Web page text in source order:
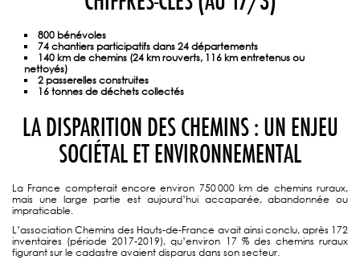
800 bénévoles
74 chantiers participatifs dans 24 départements
140 km de chemins (24 km rouverts, 116 km entretenus ou
nettoyés)
2 passerelles construites
16 tonnes de déchets collectés
LA DISPARITION DES CHEMINS : UN ENJEU
SOCIÉTAL ET ENVIRONNEMENTAL
La France compterait encore environ 750 000 km de chemins ruraux,
mais une large partie est aujourd’hui accaparée, abandonnée ou
impraticable.
L’association Chemins des Hauts-de-France avait ainsi conclu, après 172
inventaires (période 2017-2019), qu’environ 17 % des chemins ruraux
figurant sur le cadastre avaient disparus dans son secteur.